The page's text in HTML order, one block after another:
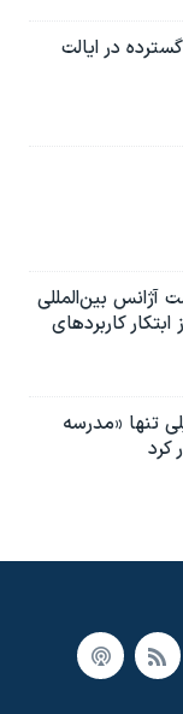
در ایالت
آژانس بین‌المللی
ابتکار کاربردهای
تنها «مدرسه
کرد